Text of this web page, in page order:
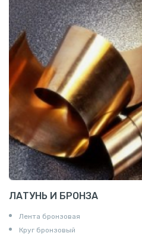
ЛАТУНЬ И БРОНЗА
Лента бронзовая
Круг бронзовый